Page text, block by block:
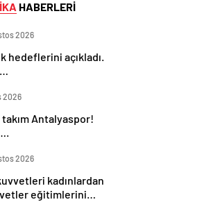
HABERLERİ
2026
hedeflerini açıkladı.
2026
takım Antalyaspor!
2026
kadınlardan
eğitimlerini